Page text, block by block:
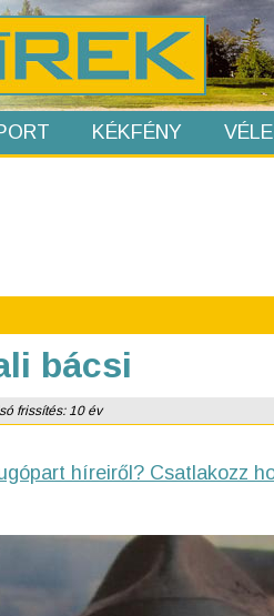
KÉKFÉNY
bácsi
frissítés: 10 év
híreiről? Csatlakozz